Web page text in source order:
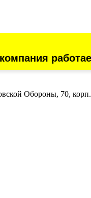
Обороны, 70,